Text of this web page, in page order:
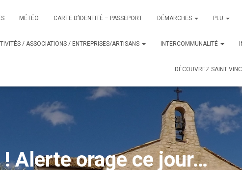
MÉTÉO CARTE D’IDENTITÉ – PASSEPORT DÉMARCHES PLU
/ ASSOCIATIONS / ENTREPRISES/ARTISANS INTERCOMMUNALITÉ
DÉCOUVREZ SAINT
Alerte orage ce jour…